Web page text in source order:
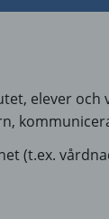
elever och
(t.ex.